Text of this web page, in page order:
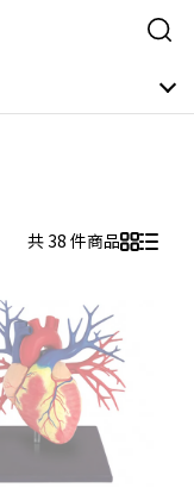
共 38 件商品